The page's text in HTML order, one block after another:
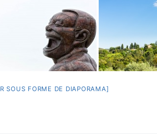
SOUS FORME DE DIAPORAMA]